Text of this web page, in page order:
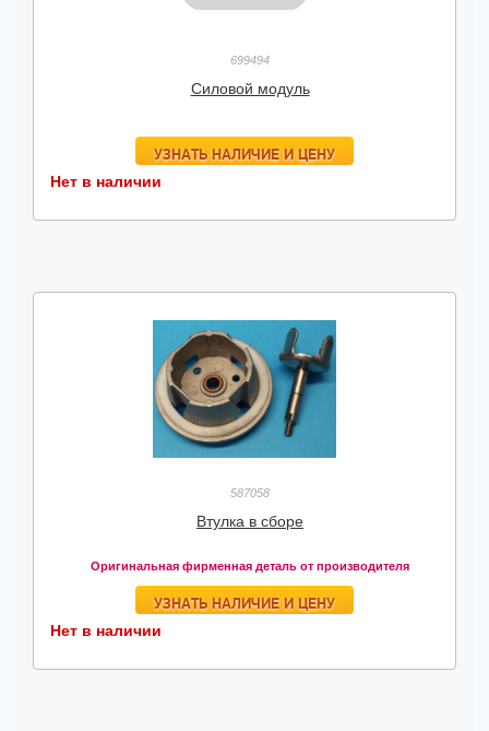
699494
Силовой модуль
УЗНАТЬ НАЛИЧИЕ И ЦЕНУ
Нет в наличии
587058
Втулка в сборе
Оригинальная фирменная деталь от производителя
УЗНАТЬ НАЛИЧИЕ И ЦЕНУ
Нет в наличии